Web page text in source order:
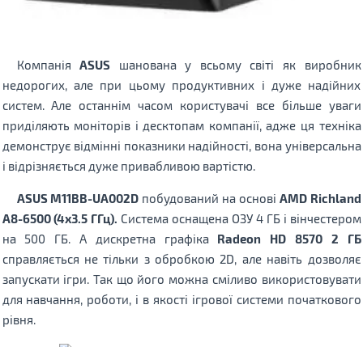
КомпаніяASUS шанована у всьому світі як виробник
недорогих, але при цьому продуктивних і дуже надійних
систем. Але останнім часом користувачі все більше уваги
приділяють моніторів і десктопам компанії, адже ця техніка
демонструє відмінні показники надійності, вона універсальна
і відрізняється дуже привабливою вартістю.
ASUS M11BB-UA002D побудований на основі AMD Richland
A8-6500 (4х3.5 ГГц). Система оснащена ОЗУ 4 ГБ і вінчестером
на 500 ГБ. А дискретна графіка Radeon HD 8570 2 ГБ
справляється не тільки з обробкою 2D, але навіть дозволяє
запускати ігри. Так що його можна сміливо використовувати
для навчання, роботи, і в якості ігрової системи початкового
рівня.